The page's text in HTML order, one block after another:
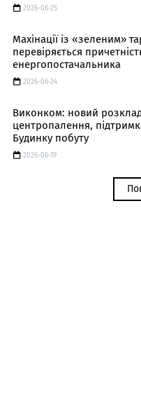
2026-06-25
Махінації із «зеленим»
перевіряється
енергопостачальника
2026-06-24
Виконком: новий
центропалення,
Будинку побуту
2026-06-19